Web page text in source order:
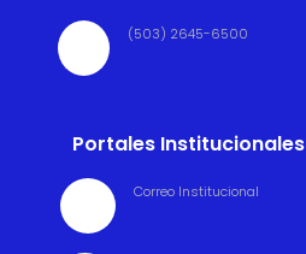
(503) 2645-6500
Portales Institucionales
Correo Institucional